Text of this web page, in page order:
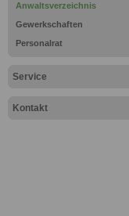
Anwaltsverzeichnis
Gewerkschaften
Personalrat
Service
Kontakt